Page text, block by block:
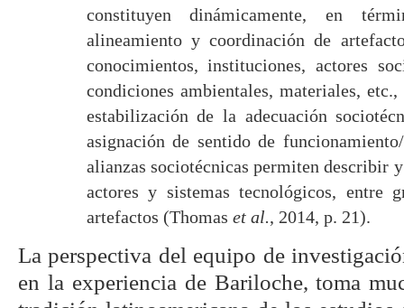
constituyen dinámicamente, en
alineamiento y coordinación de
conocimientos, instituciones, actores
condiciones ambientales, materiales,
estabilización de la adecuación
asignación de sentido de
alianzas sociotécnicas permiten describir
actores y sistemas tecnológicos, entre
artefactos (Thomas et al., 2014, p. 21).
La perspectiva del equipo de
en la experiencia de Bariloche, toma